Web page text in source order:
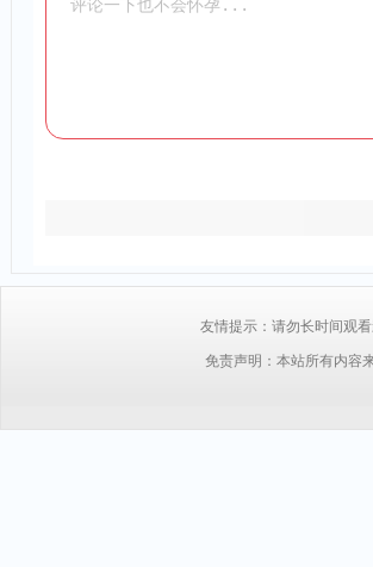
友情提示：请勿长时间观
免责声明：本站所有内容